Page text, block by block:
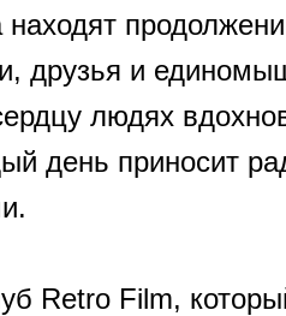
друзья и
людях
день приносит
Retro Film,